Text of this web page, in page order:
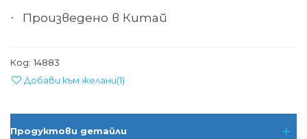
· Произведено в Китай
Код: 14883
Добави към желани(1)
Продуктови детайли